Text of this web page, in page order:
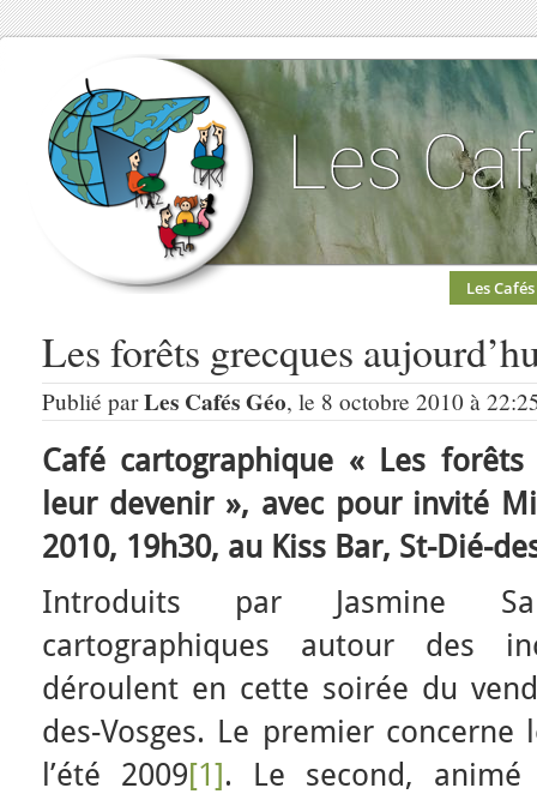
Les Cafés
Les forêts grecques
Publié parLes Cafés Géo, le 8 octobre 2010 à
Café cartographique « Les forêts
leur devenir », avec pour invité
2010, 19h30, au Kiss Bar, St-Dié-
Introduits par Jasmine
cartographiques autour des
déroulent en cette soirée du
des-Vosges. Le premier concerne
l’été 2009[1]. Le second, animé